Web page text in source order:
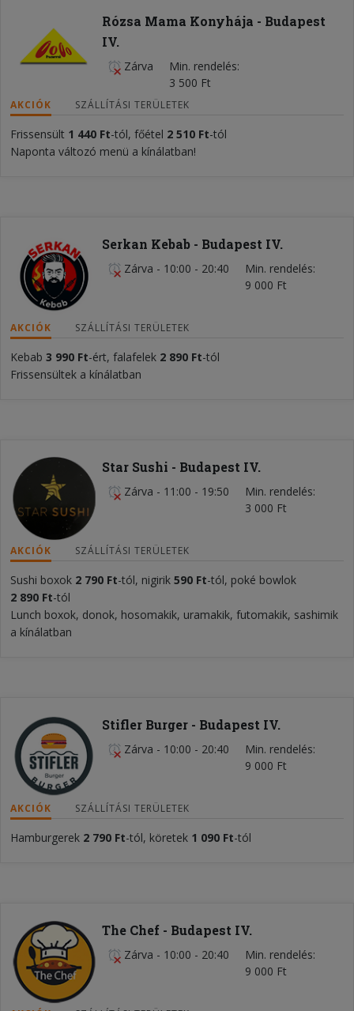
Rózsa Mama Konyhája - Budapest
IV.
Zárva
Min. rendelés
3 500 Ft
AKCIÓK SZÁLLÍTÁSI TERÜLETEK
Frissensült 1 440 Ft-tól, főétel 2 510 Ft-tól
Naponta változó menü a kínálatban!
Serkan Kebab - Budapest IV.
Zárva - 10:00 - 20:40
Min. rendelés
9 000 Ft
AKCIÓK SZÁLLÍTÁSI TERÜLETEK
Kebab 3 990 Ft-ért, falafelek 2 890 Ft-tól
Frissensültek a kínálatban
Star Sushi - Budapest IV.
Zárva - 11:00 - 19:50
Min. rendelés
3 000 Ft
AKCIÓK SZÁLLÍTÁSI TERÜLETEK
Sushi boxok 2 790 Ft-tól, nigirik 590 Ft-tól, poké bowlok
2 890 Ft-tól
Lunch boxok, donok, hosomakik, uramakik, futomakik, sashimik
a kínálatban
Stifler Burger - Budapest IV.
Zárva - 10:00 - 20:40
Min. rendelés
9 000 Ft
AKCIÓK SZÁLLÍTÁSI TERÜLETEK
Hamburgerek 2 790 Ft-tól, köretek 1 090 Ft-tól
The Chef - Budapest IV.
Zárva - 10:00 - 20:40
Min. rendelés
9 000 Ft